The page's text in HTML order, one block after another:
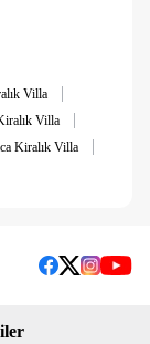
Villa |
Villa |
Kiralık Villa |